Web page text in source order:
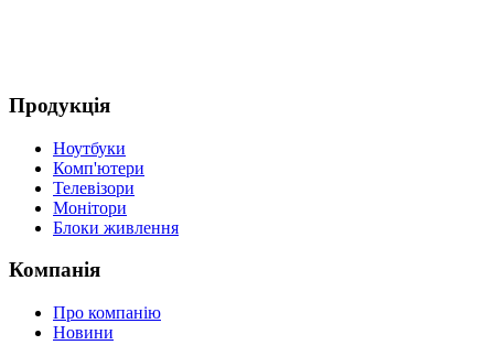
Продукція
Ноутбуки
Комп'ютери
Телевізори
Монітори
Блоки живлення
Компанія
Про компанію
Новини